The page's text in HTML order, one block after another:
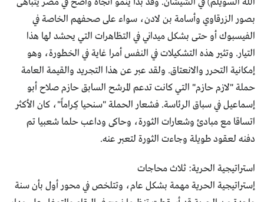
بصور الزرقاوي وأسامة بن لادن، سواء على صحفهم الخاصة في
الفيسبوك أو حتى بشكل ميداني في التظاهرات التي يحشد لها هذا
التيار. وتثير هذه التشكيلات في النفس أمرا غاية في الخطورة، وهو
إمكانية التحرر والانعتاق. ولقد عبر عن هذا التجريد والقيمة العامة
حملة "لازم حازم" التي كانت تدعم المرشح السابق حازم صلاح أبو
إسماعيل في سباق الرئاسة. فشعار الحملة "سنحيا كِراماً"، كان الأكثر
اتساقا مع مبادئ وشعارات الثورة، وحاكى وداعب حلما شعبيا تم
دفنه لعقود طويلة وجاءت الثورة لتعبر عنه.
استراتيجية الحرية: ثلاث محاجات
إستراتيجية الحرية مهمة بشكل عام، وتتلخص في محور أول بأن سنة